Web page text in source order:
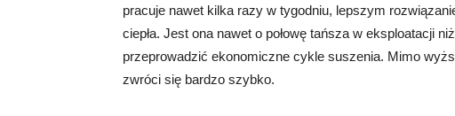
pracuje nawet kilka razy w tygodniu, lepszym
ciepła. Jest ona nawet o połowę tańsza w eksploatacji
przeprowadzić ekonomiczne cykle suszenia. Mimo
zwróci się bardzo szybko.